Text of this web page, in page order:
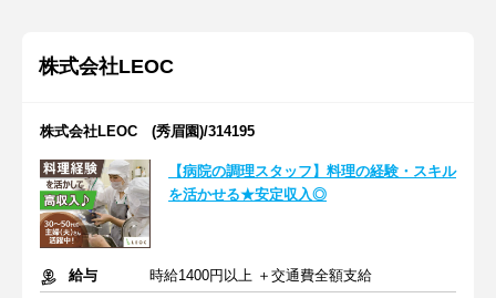
株式会社LEOC
株式会社LEOC (秀眉園)/314195
【病院の調理スタッフ】料理の経験・スキル
を活かせる★安定収入◎
給与
時給1400円以上 ＋交通費全額支給